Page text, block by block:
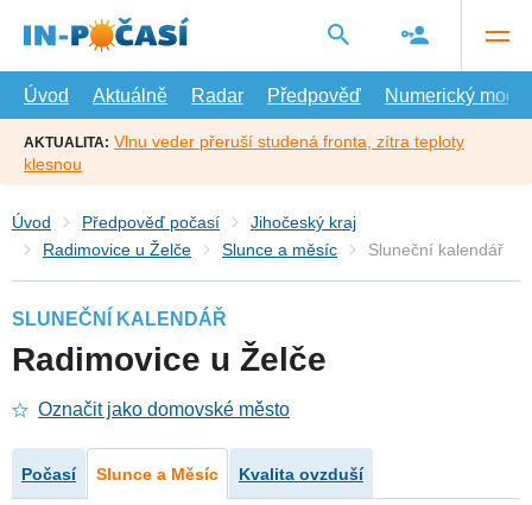
hlavní
Úvod
Aktuálně Radar Předpověď Numerický model
AKTUALITA: Vlnu veder přeruší studená fronta, zítra teploty
klesnou
Úvod Předpověď počasí
Jihočeský kraj
Radimovice u Želče
Slunce a měsíc Sluneční kalendář
SLUNEČNÍ KALENDÁŘ
Radimovice u Želče
Označit jako domovské město
Počasí Slunce a Měsíc Kvalita ovzduší